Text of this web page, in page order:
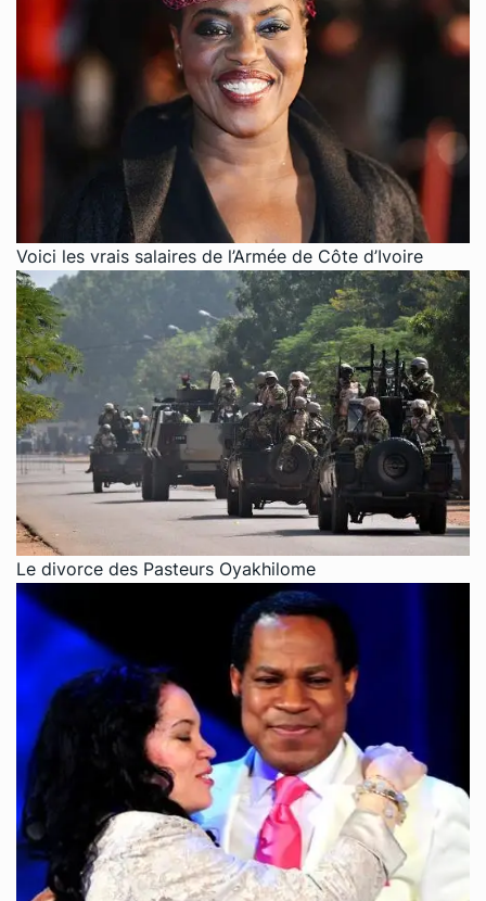
Voici les vrais salaires de l’Armée de Côte d’Ivoire
Le divorce des Pasteurs Oyakhilome